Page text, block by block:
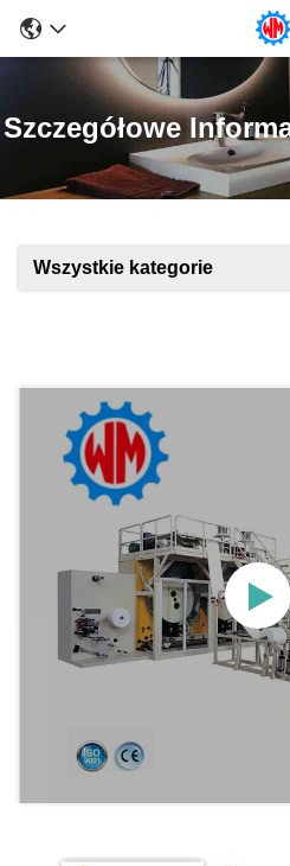
Szczegółowe
Wszystkie kategorie